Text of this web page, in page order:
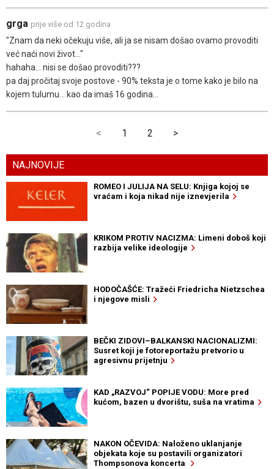
grga prije više od 12 godina
"Znam da neki očekuju više, ali ja se nisam došao ovamo provoditi
već naći novi život..."
hahaha... nisi se došao provoditi???
pa daj pročitaj svoje postove - 90% teksta je o tome kako je bilo na
kojem tulumu... kao da imaš 16 godina...
< 1 2 >
NAJNOVIJE
ROMEO I JULIJA NA SELU: Knjiga kojoj se
vraćam i koja nikad nije iznevjerila
KRIKOM PROTIV NACIZMA: Limeni doboš koji
razbija velike ideologije
HODOČAŠĆE: Tražeći Friedricha Nietzschea
i njegove misli
BEČKI ZIDOVI–BALKANSKI NACIONALIZMI:
Susret koji je fotoreportažu pretvorio u
agresivnu prijetnju
KAD „RAZVOJ“ POPIJE VODU: More pred
kućom, bazen u dvorištu, suša na vratima
NAKON OČEVIDA: Naloženo uklanjanje
objekata koje su postavili organizatori
Thompsonova koncerta